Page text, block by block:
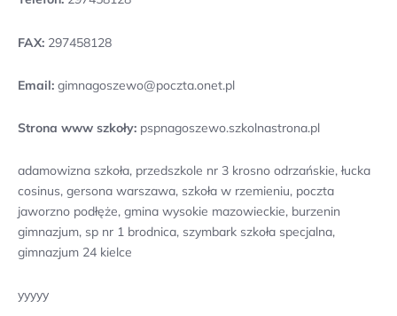
FAX: 297458128
Email: gimnagoszewo@poczta.onet.pl
Strona www szkoły: pspnagoszewo.szkolnastrona.pl
adamowizna szkoła, przedszkole nr 3 krosno odrzańskie, łucka
cosinus, gersona warszawa, szkoła w rzemieniu, poczta
jaworzno podłęże, gmina wysokie mazowieckie, burzenin
gimnazjum, sp nr 1 brodnica, szymbark szkoła specjalna,
gimnazjum 24 kielce
yyyyy